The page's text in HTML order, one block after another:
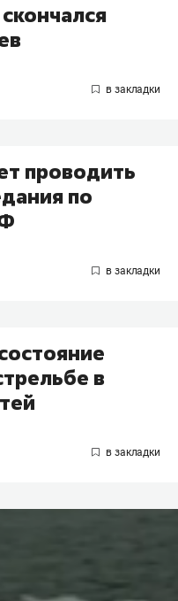
проводить
по
в